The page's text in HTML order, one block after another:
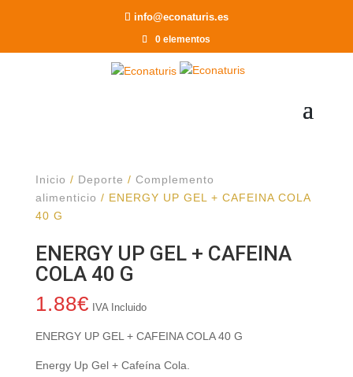
info@econaturis.es
0 elementos
Inicio / Deporte / Complemento
alimenticio / ENERGY UP GEL + CAFEINA COLA
40 G
ENERGY UP GEL + CAFEINA
COLA 40 G
1.88€ IVA Incluido
ENERGY UP GEL + CAFEINA COLA 40 G
Energy Up Gel + Cafeína Cola.